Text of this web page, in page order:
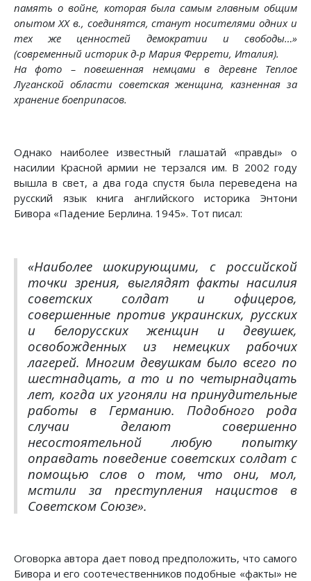
память о войне, которая была самым главным общим
опытом ХХ в., соединятся, станут носителями одних и
тех же ценностей демократии и свободы…»
(современный историк д-р Мария Феррети, Италия).
На фото – повешенная немцами в деревне Теплое
Луганской области советская женщина, казненная за
хранение боеприпасов.
Однако наиболее известный глашатай «правды» о
насилии Красной армии не терзался им. В 2002 году
вышла в свет, а два года спустя была переведена на
русский язык книга английского историка Энтони
Бивора «Падение Берлина. 1945». Тот писал:
«Наиболее шокирующими, с российской
точки зрения, выглядят факты насилия
советских солдат и офицеров,
совершенные против украинских, русских
и белорусских женщин и девушек,
освобожденных из немецких рабочих
лагерей. Многим девушкам было всего по
шестнадцать, а то и по четырнадцать
лет, когда их угоняли на принудительные
работы в Германию. Подобного рода
случаи делают совершенно
несостоятельной любую попытку
оправдать поведение советских солдат с
помощью слов о том, что они, мол,
мстили за преступления нацистов в
Советском Союзе».
Оговорка автора дает повод предположить, что самого
Бивора и его соотечественников подобные «факты» не